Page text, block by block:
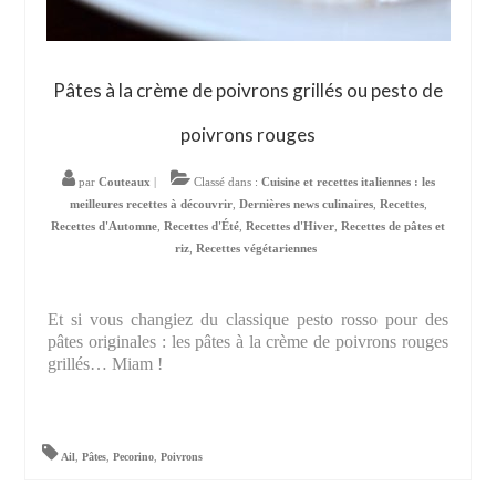
Pâtes à la crème de poivrons grillés ou pesto de
poivrons rouges
par Couteaux Classé dans : Cuisine et recettes italiennes : les
meilleures recettes à découvrir, Dernières news culinaires, Recettes,
Recettes d'Automne Recettes d'Été Recettes d'Hiver Recettes de pâtes et
riz, Recettes végétariennes
Et si vous changiez du classique pesto rosso pour des
pâtes originales : les pâtes à la crème de poivrons rouges
grillés… Miam !
Ail,Pâtes,Pecorino,Poivrons